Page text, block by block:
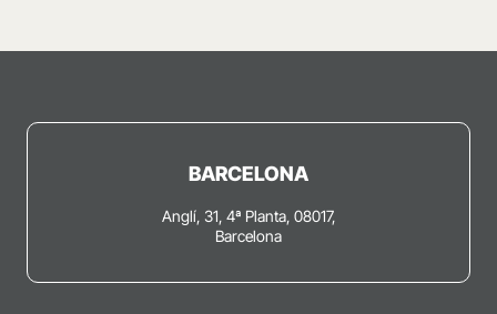
BARCELONA
Anglí, 31, 4ª Planta, 08017,
Barcelona